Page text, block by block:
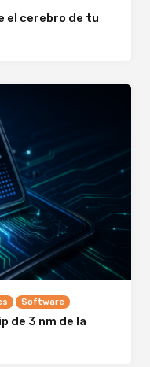
el cerebro de tu
Software
de 3 nm de la